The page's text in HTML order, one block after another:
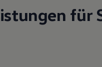
für